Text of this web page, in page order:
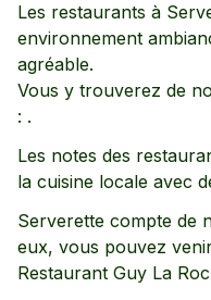
Les restaurants à
environnement
agréable.
Vous y trouverez de
: .
Les notes des
la cuisine locale avec
Serverette compte de
eux, vous pouvez
Restaurant Guy La